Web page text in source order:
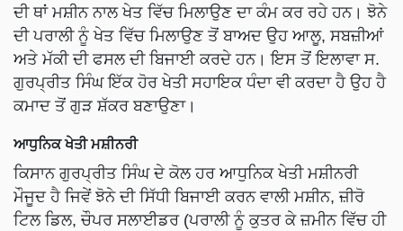
ਦੀ ਥਾਂ ਮਸ਼ੀਨ ਨਾਲ ਖੇਤ ਵਿੱਚ ਮਿਲਾਉਣ ਦਾ ਕੰਮ ਕਰ ਰਹੇ ਹਨ। ਝੋਨੇ
ਦੀ ਪਰਾਲੀ ਨੂੰ ਖੇਤ ਵਿੱਚ ਮਿਲਾਉਣ ਤੋਂ ਬਾਅਦ ਉਹ ਆਲੂ, ਸਬਜ਼ੀਆਂ
ਅਤੇ ਮੱਕੀ ਦੀ ਫਸਲ ਦੀ ਬਿਜਾਈ ਕਰਦੇ ਹਨ। ਇਸ ਤੋਂ ਇਲਾਵਾ ਸ.
ਗੁਰਪ੍ਰੀਤ ਸਿੰਘ ਇੱਕ ਹੋਰ ਖੇਤੀ ਸਹਾਇਕ ਧੰਦਾ ਵੀ ਕਰਦਾ ਹੈ ਉਹ ਹੈ
ਕਮਾਦ ਤੋਂ ਗੁੜ ਸ਼ੱਕਰ ਬਣਾਉਣਾ।
ਆਧੁਨਿਕ ਖੇਤੀ ਮਸ਼ੀਨਰੀ
ਕਿਸਾਨ ਗੁਰਪ੍ਰੀਤ ਸਿੰਘ ਦੇ ਕੋਲ ਹਰ ਆਧੁਨਿਕ ਖੇਤੀ ਮਸ਼ੀਨਰੀ
ਮੌਜੂਦ ਹੈ ਜਿਵੇਂ ਝੋਨੇ ਦੀ ਸਿੱਧੀ ਬਿਜਾਈ ਕਰਨ ਵਾਲੀ ਮਸ਼ੀਨ, ਜ਼ੀਰੋ
ਟਿਲ ਡਿਲ, ਚੌਪਰ ਸਲਾਈਡਰ (ਪਰਾਲੀ ਨੂੰ ਕੁਤਰ ਕੇ ਜ਼ਮੀਨ ਵਿੱਚ ਹੀ